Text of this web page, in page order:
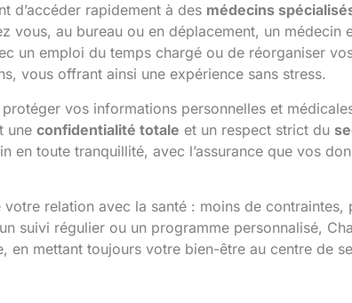
d’accéder rapidement à des médecins
vous, au bureau ou en déplacement, un médecin
un emploi du temps chargé ou de réorganiser
vous offrant ainsi une expérience sans stress.
vos informations personnelles et
une confidentialité totale et un respect strict du
en toute tranquillité, avec l’assurance que vos
relation avec la santé : moins de contraintes,
suivi régulier ou un programme personnalisé,
en mettant toujours votre bien-être au centre de